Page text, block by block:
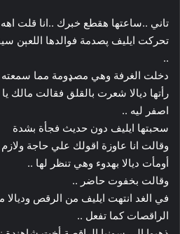
تاني ..ساعتها هقطع خبرك ..انا قلت
تحركت ايليف پصدمة فوالدها اللعېن
..
دخلت الغرفة وهي مصډومة مما
رأتها ديالا شعرت بالقلق فقالت مالك
اصفر ليه ..
سحبتها ايليف دون حديث فجأة بشدة
وقالت انا عاوزة اقولك علي حاجة
أومأت ديالا بهدوء وهي تنظر لها ..
وقالت بخفوت حاضر ..
في الغد انتهت ايليف من الرقص
الراقصات كما تفعل ..